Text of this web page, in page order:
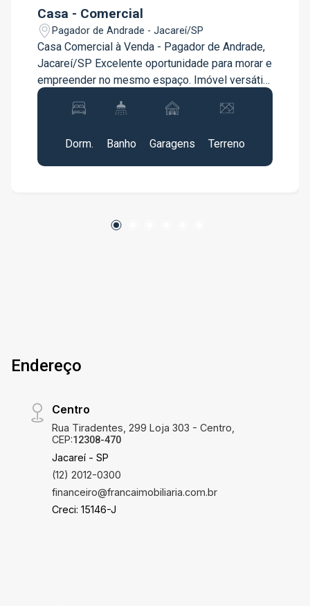
Casa - Comercial
Pagador de Andrade - Jacareí/SP
Casa Comercial à Venda - Pagador de Andrade,
Jacareí/SP Excelente oportunidade para morar e
empreender no mesmo espaço. Imóvel versátil,
ideal para comércio e residência. Características
do imóvel: 3 dormitórios Sala ampla Cozinha
comercial/mercearia já estruturado
Estabelecimento pronto para funcionamento
comércio local Ideal para quem busca morar e
Dorm.
Banho
Garagens
Terreno
Endereço
Centro
Rua Tiradentes, 299 Loja 303 - Centro,
CEP:12308-470
Jacareí - SP
(12) 2012-0300
financeiro@francaimobiliaria.com.br
Creci: 15146-J